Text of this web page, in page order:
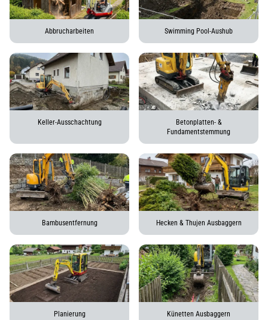
Abbrucharbeiten Swimming Pool-Aushub
Keller-Ausschachtung
Betonplatten- &
Fundamentstemmung
Bambusentfernung Hecken & Thujen Ausbaggern
Planierung Künetten Ausbaggern